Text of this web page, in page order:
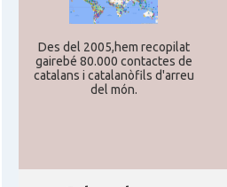
Des del 2005,hem recopilat
gairebé 80.000 contactes de
catalans i catalanòfils d'arreu
del món.